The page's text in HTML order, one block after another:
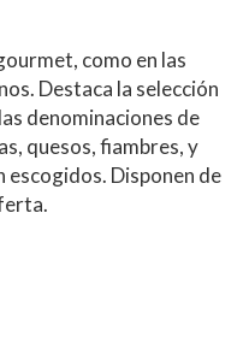
como en las
Destaca la selección
denominaciones de
quesos, fiambres, y
escogidos. Disponen de